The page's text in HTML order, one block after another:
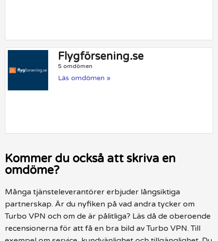
Flygförsening.se
5 omdömen
Läs omdömen »
Kommer du också att skriva en
omdöme?
Många tjänsteleverantörer erbjuder långsiktiga
partnerskap. Är du nyfiken på vad andra tycker om
Turbo VPN och om de är pålitliga? Läs då de oberoende
recensionerna för att få en bra bild av Turbo VPN. Till